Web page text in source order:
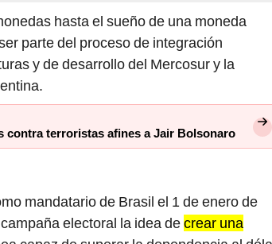
parte del proceso de integración
y de desarrollo del Mercosur y la
mandatario de Brasil el 1 de enero de
electoral la idea de crear una
capaz de superar la dependencia al dólar